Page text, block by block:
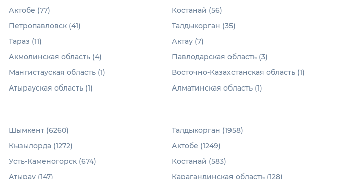
Актобе (77)
Костанай (56)
Петропавловск (41)
Талдыкорган (35)
Тараз (11)
Актау (7)
Акмолинская область (4)
Павлодарская область (3)
Мангистауская область (1)
Восточно-Казахстанская область (1)
Атырауская область (1) Алматинская область (1)
Шымкент (6260)
Талдыкорган (1958)
Кызылорда (1272)
Актобе (1249)
Усть-Каменогорск (674)
Костанай (583)
Атырау (147)
Карагандинская область (128)